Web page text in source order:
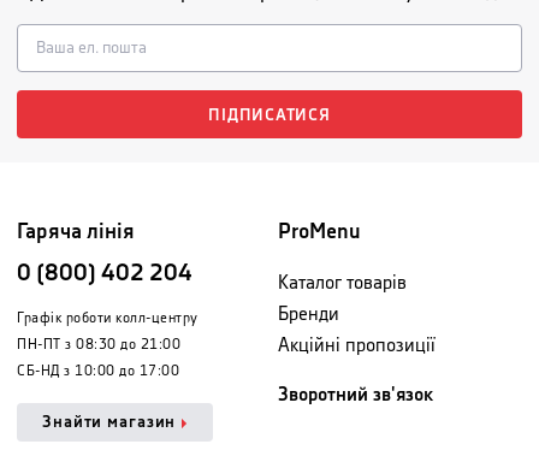
ПІДПИСАТИСЯ
Гаряча лінія
0 (800) 402 204
Графік роботи колл-центру
ПН-ПТ з 08:30 до 21:00
СБ-НД з 10:00 до 17:00
Знайти магазин
ProMenu
Каталог товарів
Бренди
Акційні пропозиції
Зворотний зв'язок